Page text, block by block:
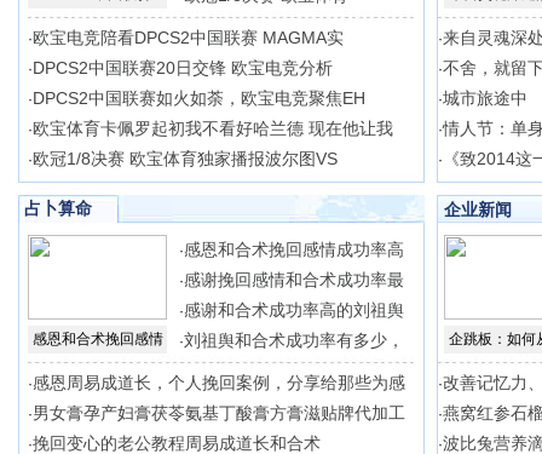
·欧宝电竞陪看DPCS2中国联赛 MAGMA实
·DPCS2中国联赛20日交锋 欧宝电竞分析
·DPCS2中国联赛如火如荼，欧宝电竞聚焦EH
·欧宝体育卡佩罗起初我不看好哈兰德 现在他让我
·欧冠1/8决赛 欧宝体育独家播报波尔图VS
·来自灵魂深
·不舍，就留
·城市旅途中
·情人节：单
· 《致2014这
占卜算命
感恩和合术挽回感情
·感恩和合术挽回感情成功率高
·感谢挽回感情和合术成功率最
·感谢和合术成功率高的刘祖舆
·刘祖舆和合术成功率有多少，
·感恩周易成道长，个人挽回案例，分享给那些为感
·男女膏孕产妇膏茯苓氨基丁酸膏方膏滋贴牌代加工
·挽回变心的老公教程周易成道长和合术
企业新闻
企跳板：如何
·改善记忆力
·燕窝红参石
·波比兔营养